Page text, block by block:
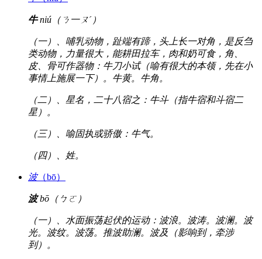
牛niú（ㄋ一ㄡˊ）
（一）、哺乳动物，趾端有蹄，头上长一对角，是反刍
类动物，力量很大，能耕田拉车，肉和奶可食，角、
皮、骨可作器物：牛刀小试（喻有很大的本领，先在小
事情上施展一下）。牛黄。牛角。
（二）、星名，二十八宿之：牛斗（指牛宿和斗宿二
星）。
（三）、喻固执或骄傲：牛气。
（四）、姓。
波（bō）
波bō（ㄅㄛ）
（一）、水面振荡起伏的运动：波浪。波涛。波澜。波
光。波纹。波荡。推波助澜。波及（影响到，牵涉
到）。